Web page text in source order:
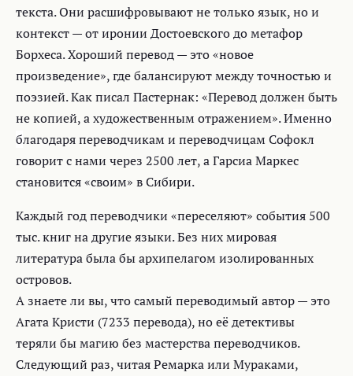
текста. Они расшифровывают не только язык, но и
контекст — от иронии Достоевского до метафор
Борхеса. Хороший перевод — это «новое
произведение», где балансируют между точностью и
поэзией. Как писал Пастернак: «Перевод должен быть
не копией, а художественным отражением». Именно
благодаря переводчикам и переводчицам Софокл
говорит с нами через 2500 лет, а Гарсиа Маркес
становится «своим» в Сибири.
Каждый год переводчики «переселяют» события 500
тыс. книг на другие языки. Без них мировая
литература была бы архипелагом изолированных
островов.
А знаете ли вы, что самый переводимый автор — это
Агата Кристи (7233 перевода), но её детективы
теряли бы магию без мастерства переводчиков.
Следующий раз, читая Ремарка или Мураками,